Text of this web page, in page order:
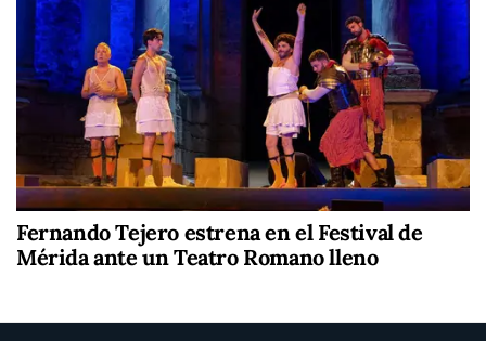
Fernando Tejero estrena en el Festival de
Mérida ante un Teatro Romano lleno